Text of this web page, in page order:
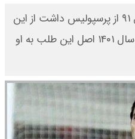
معمارزاده بابت طلبی که از سال ۹۱ از پرسپولیس داشت از این
باشگاه شکایت کرده بود اما در سال ۱۴۰۱ اصل این طلب به او